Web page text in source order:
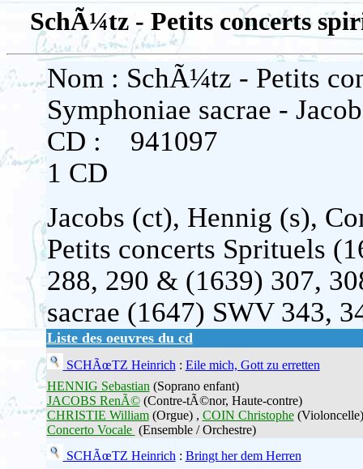
SchÃ¼tz - Petits concerts
Nom : SchÃ¼tz - Petits
Symphoniae sacrae -
CD : 941097
1 CD
Jacobs (ct), Hennig (s),
Petits concerts Sprituels
288, 290 & (1639) 307,
sacrae (1647) SWV 343,
Liste des oeuvres du cd
SCHÃœTZ Heinrich: Eile mich, Gott zu erretten
HENNIG Sebastian(Soprano enfant)
JACOBS RenÃ©(Contre-tÃ©nor, Haute-contre)
CHRISTIE William(Orgue) , COIN Christophe
Concerto Vocale (Ensemble / Orchestre)
SCHÃœTZ Heinrich: Bringt her dem Herren